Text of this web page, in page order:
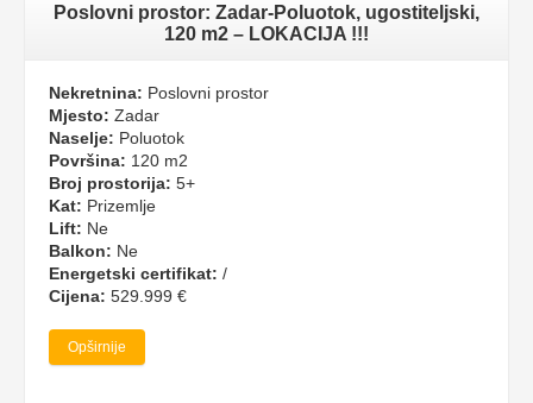
Poslovni prostor: Zadar-Poluotok, ugostiteljski,
120 m2 – LOKACIJA !!!
Nekretnina: Poslovni prostor
Mjesto: Zadar
Naselje: Poluotok
Površina: 120 m2
Broj prostorija: 5+
Kat: Prizemlje
Lift: Ne
Balkon: Ne
Energetski certifikat: /
Cijena: 529.999 €
Opširnije